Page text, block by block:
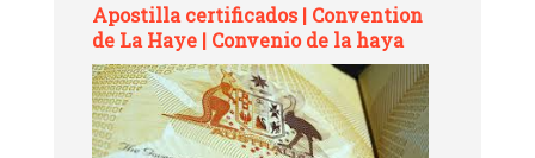
Apostilla certificados | Convention
de La Haye | Convenio de la haya